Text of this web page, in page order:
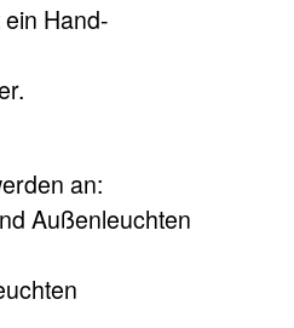
Hand-
an:
Außenleuchten